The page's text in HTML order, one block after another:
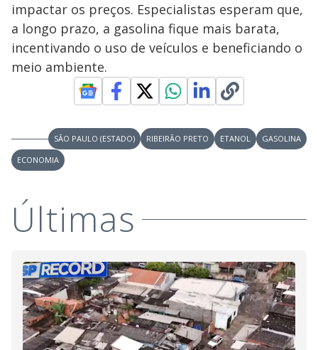
impactar os preços. Especialistas esperam que,
a longo prazo, a gasolina fique mais barata,
incentivando o uso de veículos e beneficiando o
meio ambiente.
SÃO PAULO (ESTADO) RIBEIRÃO PRETO ETANOL
GASOLINA
ECONOMIA
Últimas